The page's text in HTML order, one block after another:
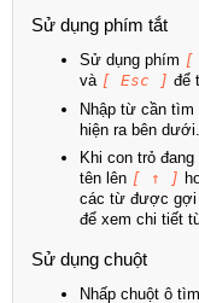
Sử dụng phím tắt
Sử dụng phím [
và [ Esc ] để
Nhập từ cần
hiện ra bên dưới.
Khi con trỏ
tên lên [ ↑ ]
các từ được gợi
để xem chi tiết
Sử dụng chuột
Nhấp chuột ô